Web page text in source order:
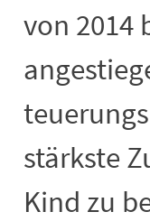
von 2014
stärkste
Kind zu